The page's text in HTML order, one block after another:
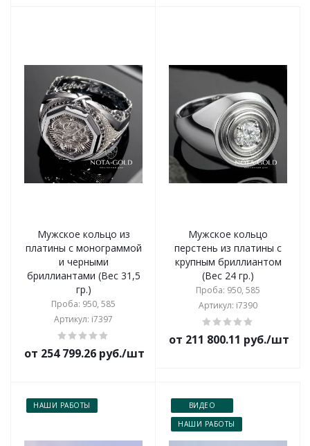
Мужское кольцо из
платины с монограммой
и черными
бриллиантами (Вес 31,5
гр.)
Проба: 950, 585
Артикул: i7397
от 254 799.26 руб./шт
Мужское кольцо
перстень из платины с
крупным бриллиантом
(Вес 24 гр.)
Проба: 950, 585
Артикул: i7390
от 211 800.11 руб./шт
НАШИ РАБОТЫ
ВИДЕО
НАШИ РАБОТЫ